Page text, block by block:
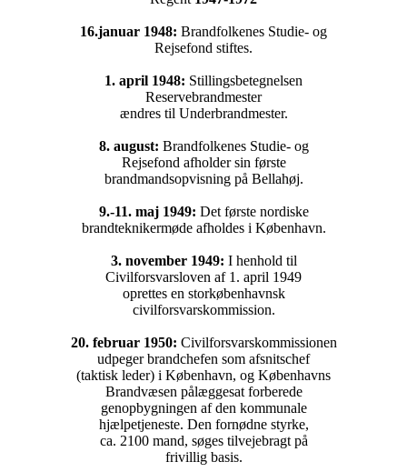
16.januar 1948: Brandfolkenes Studie- og
Rejsefond stiftes.
1. april 1948: Stillingsbetegnelsen
Reservebrandmester
ændres til Underbrandmester.
8. august: Brandfolkenes Studie- og
Rejsefond afholder sin første
brandmandsopvisning på Bellahøj.
9.-11. maj 1949: Det første nordiske
brandteknikermøde afholdes i København.
3. november 1949: I henhold til
Civilforsvarsloven af 1. april 1949
oprettes en storkøbenhavnsk
civilforsvarskommission.
20. februar 1950: Civilforsvarskommissionen
udpeger brandchefen som afsnitschef
(taktisk leder) i København, og Københavns
Brandvæsen pålæggesat forberede
genopbygningen af den kommunale
hjælpetjeneste. Den fornødne styrke,
ca. 2100 mand, søges tilvejebragt på
frivillig basis.